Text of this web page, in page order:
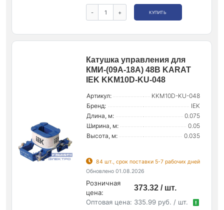
- + КУПИТЬ
Катушка управления для
КМИ-(09А-18А) 48В KARAT
IEK KKM10D-KU-048
Артикул:
KKM10D-KU-048
Бренд:
IEK
Длина, м:
0.075
Ширина, м:
0.05
Высота, м:
0.035
84 шт., срок поставки 5-7 рабочих дней
Обновлено 01.08.2026
Розничная
цена:
373.32 / шт.
Оптовая цена: 335.99 руб. / шт. !